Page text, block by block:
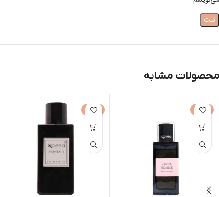
محصولات مشابه
-30%
-50%